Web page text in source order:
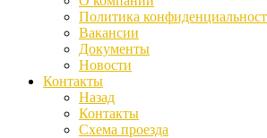
Политика
Вакансии
Документы
Новости
Контакты
Назад
Контакты
Схема проезда